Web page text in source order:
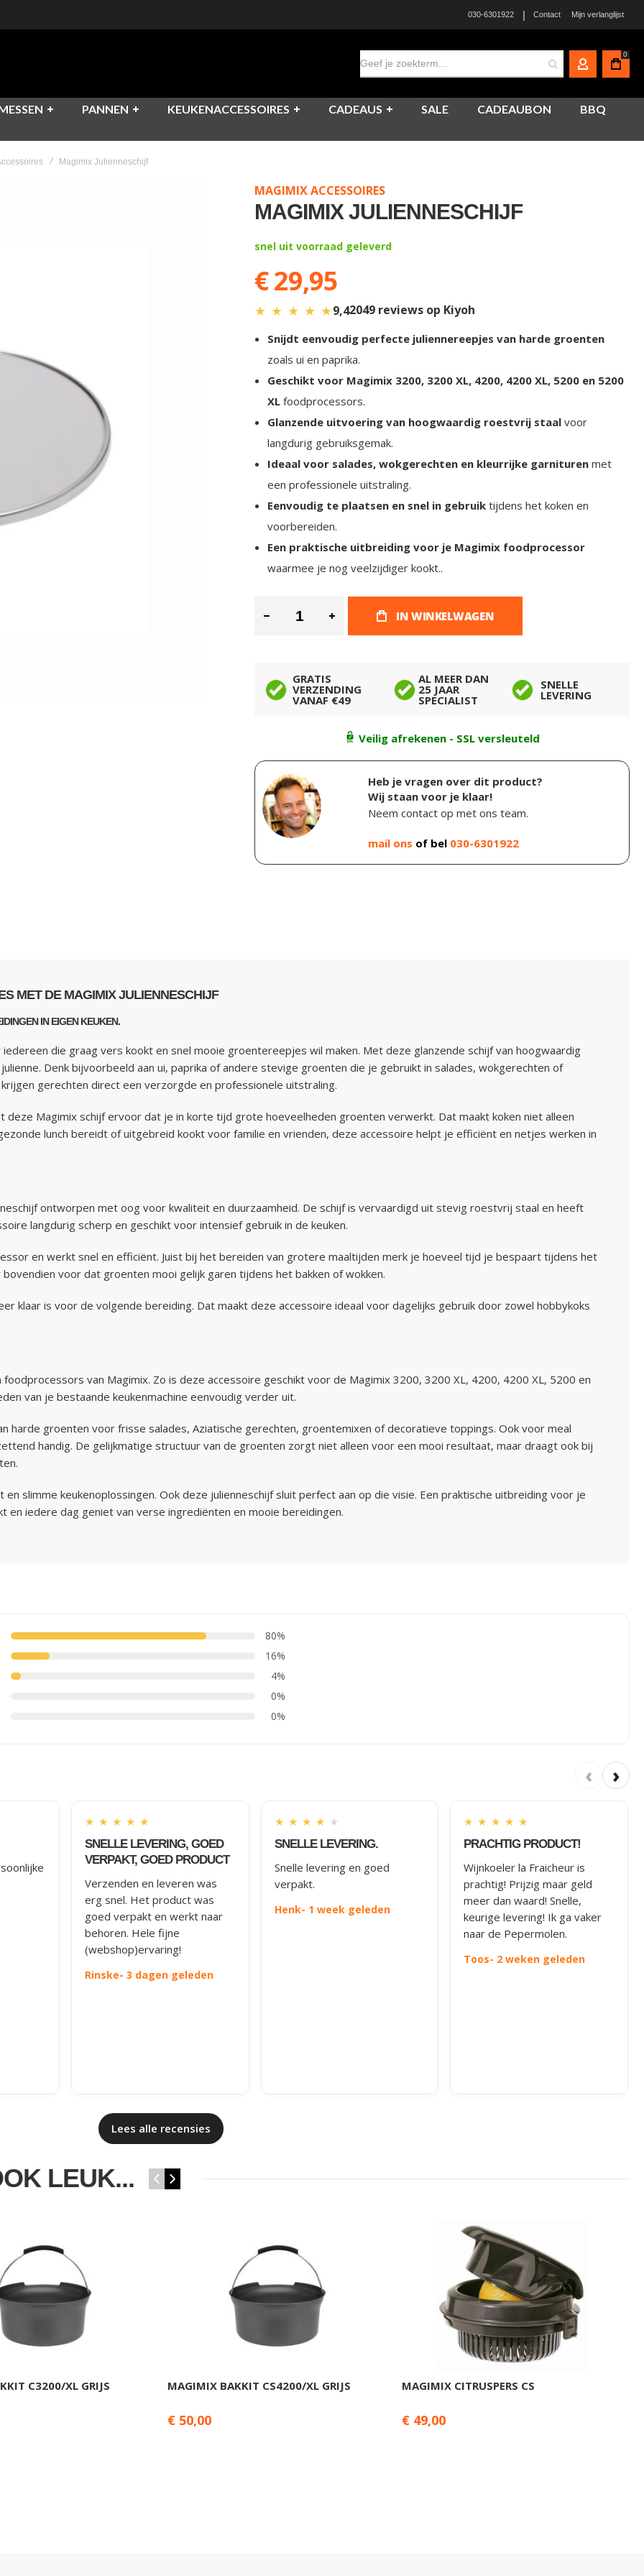
030-6301922
| Contact Mijn verlanglijst
MIJN
0
PANNEN KEUKENACCESSOIRES CADEAUS SALE CADEAUBON
BBQ
Magimix Julienneschijf
MAGIMIX ACCESSOIRES
MAGIMIX JULIENNESCHIJF
snel uit voorraad geleverd
€ 29,95
★ ★ ★ ★ ★9,42049 reviews op Kiyoh
Snijdt eenvoudig perfecte juliennereepjes van harde groenten
zoals ui en paprika.
Geschikt voor Magimix 3200, 3200 XL, 4200, 4200 XL, 5200 en 5200
XL foodprocessors.
Glanzende uitvoering van hoogwaardig roestvrij staal voor
langdurig gebruiksgemak.
Ideaal voor salades, wokgerechten en kleurrijke garnituren met
een professionele uitstraling.
Eenvoudig te plaatsen en snel in gebruik tijdens het koken en
voorbereiden.
Een praktische uitbreiding voor je Magimix foodprocessor
waarmee je nog veelzijdiger kookt..
IN WINKELWAGEN
GRATIS
VERZENDING
VANAF €49
AL MEER DAN
25 JAAR
SPECIALIST
SNELLE
LEVERING
Veilig afrekenen - SSL versleuteld
Heb je vragen over dit product?
Wij staan voor je klaar!
Neem contact op met ons team.
mail ons of bel 030-6301922
MET DE MAGIMIX JULIENNESCHIJF
IN EIGEN KEUKEN.
iedereen die graag vers kookt en snel mooie groentereepjes wil maken. Met deze glanzende schijf van hoogwaardig
Denk bijvoorbeeld aan ui, paprika of andere stevige groenten die je gebruikt in salades, wokgerechten of
gerechten direct een verzorgde en professionele uitstraling.
deze Magimix schijf ervoor dat je in korte tijd grote hoeveelheden groenten verwerkt. Dat maakt koken niet alleen
lunch bereidt of uitgebreid kookt voor familie en vrienden, deze accessoire helpt je efficiënt en netjes werken in
ontworpen met oog voor kwaliteit en duurzaamheid. De schijf is vervaardigd uit stevig roestvrij staal en heeft
langdurig scherp en geschikt voor intensief gebruik in de keuken.
en werkt snel en efficiënt. Juist bij het bereiden van grotere maaltijden merk je hoeveel tijd je bespaart tijdens het
voor dat groenten mooi gelijk garen tijdens het bakken of wokken.
klaar is voor de volgende bereiding. Dat maakt deze accessoire ideaal voor dagelijks gebruik door zowel hobbykoks
van Magimix. Zo is deze accessoire geschikt voor de Magimix 3200, 3200 XL, 4200, 4200 XL, 5200 en
van je bestaande keukenmachine eenvoudig verder uit.
harde groenten voor frisse salades, Aziatische gerechten, groentemixen of decoratieve toppings. Ook voor meal
handig. De gelijkmatige structuur van de groenten zorgt niet alleen voor een mooi resultaat, maar draagt ook bij
slimme keukenoplossingen. Ook deze julienneschijf sluit perfect aan op die visie. Een praktische uitbreiding voor je
iedere dag geniet van verse ingrediënten en mooie bereidingen.
80%
16%
4%
0%
0%
‹ ›
★ ★ ★ ★ ★
SNELLE LEVERING, GOED
VERPAKT, GOED PRODUCT
Verzenden en leveren was
erg snel. Het product was
goed verpakt en werkt naar
behoren. Hele fijne
(webshop)ervaring!
Rinske- 3 dagen geleden
★ ★ ★ ★ ★
SNELLE LEVERING.
Snelle levering en goed
verpakt.
Henk- 1 week geleden
★ ★ ★ ★ ★
PRACHTIG PRODUCT!
Wijnkoeler la Fraicheur is
prachtig! Prijzig maar geld
meer dan waard! Snelle,
keurige levering! Ik ga vaker
naar de Pepermolen.
Toos- 2 weken geleden
Lees alle recensies
LEUK... ‹ ›
C3200/XL GRIJS MAGIMIX BAKKIT CS4200/XL GRIJS
€ 50,00
MAGIMIX CITRUSPERS CS
€ 49,00